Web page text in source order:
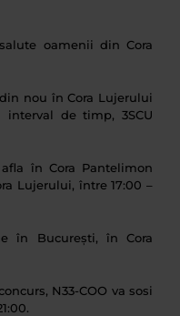
oamenii din Cora
nou în Cora Lujerului
de timp, 3SCU
în Cora Pantelimon
Lujerului, între 17:00 –
în București, în Cora
N33-COO va sosi